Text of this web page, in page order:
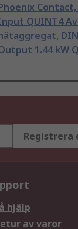
Contact,
QUINT4
1.44 kW
Registrera
hjälp
av varor